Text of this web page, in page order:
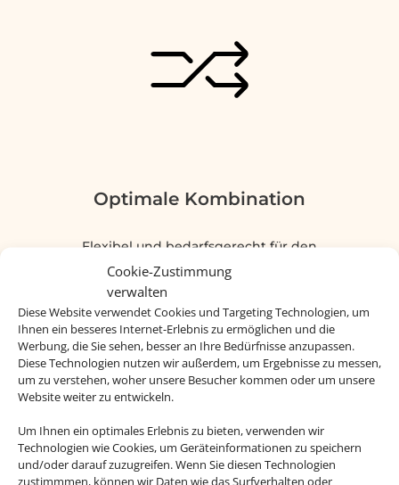
Cookie-Zustimmung
verwalten
Diese Website verwendet Cookies und Targeting Technologien, um
Ihnen ein besseres Internet-Erlebnis zu ermöglichen und die
Werbung, die Sie sehen, besser an Ihre Bedürfnisse anzupassen.
Diese Technologien nutzen wir außerdem, um Ergebnisse zu messen,
um zu verstehen, woher unsere Besucher kommen oder um unsere
Website weiter zu entwickeln.
Um Ihnen ein optimales Erlebnis zu bieten, verwenden wir
Technologien wie Cookies, um Geräteinformationen zu speichern
und/oder darauf zuzugreifen. Wenn Sie diesen Technologien
zustimmmen, können wir Daten wie das Surfverhalten oder
Optimale Kombination
Flexibel und bedarfsgerecht für den
Kunden